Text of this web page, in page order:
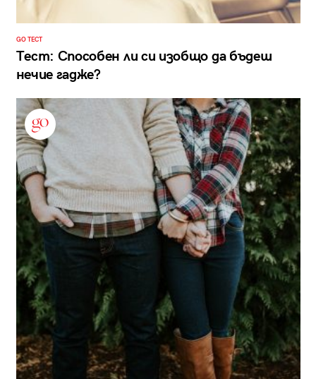
GO ТЕСТ
Тест: Способен ли си изобщо да бъдеш
нечие гадже?